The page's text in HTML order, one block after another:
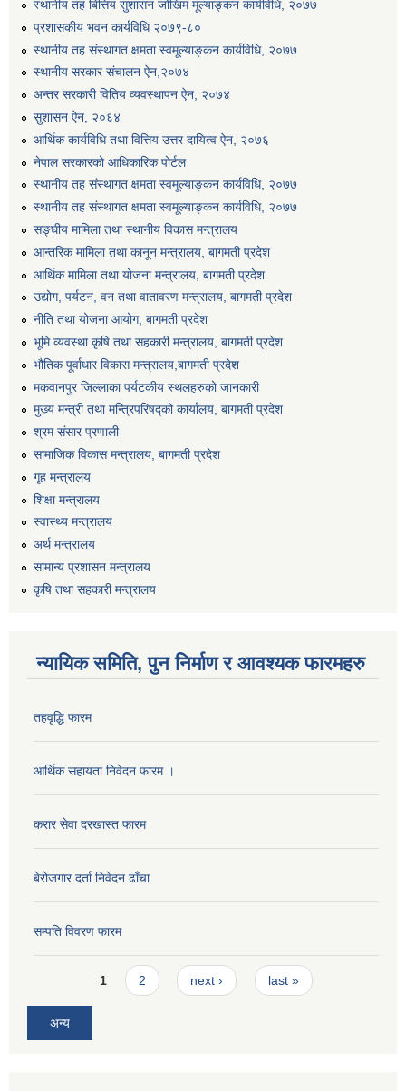
स्थानीय तह बित्तिय सुशासन जोखिम मूल्याङ्कन कार्यविधि, २०७७
प्रशासकीय भवन कार्यविधि २०७९-८०
स्थानीय तह संस्थागत क्षमता स्वमूल्याङ्कन कार्यविधि, २०७७
स्थानीय सरकार संचालन ऐन,२०७४
अन्तर सरकारी वितिय व्यवस्थापन ऐन, २०७४
सुशासन ऐन, २०६४
आर्थिक कार्यविधि तथा वित्तिय उत्तर दायित्व ऐन, २०७६
नेपाल सरकारको आधिकारिक पोर्टल
स्थानीय तह संस्थागत क्षमता स्वमूल्याङ्कन कार्यविधि, २०७७
स्थानीय तह संस्थागत क्षमता स्वमूल्याङ्कन कार्यविधि, २०७७
सङ्घीय मामिला तथा स्थानीय विकास मन्त्रालय
आन्तरिक मामिला तथा कानून मन्त्रालय, बागमती प्रदेश
आर्थिक मामिला तथा योजना मन्त्रालय, बागमती प्रदेश
उद्योग, पर्यटन, वन तथा वातावरण मन्त्रालय, बागमती प्रदेश
नीति तथा योजना आयोग, बागमती प्रदेश
भूमि व्यवस्था कृषि तथा सहकारी मन्त्रालय, बागमती प्रदेश
भौतिक पूर्वाधार विकास मन्त्रालय,बागमती प्रदेश
मकवानपुर जिल्लाका पर्यटकीय स्थलहरुको जानकारी
मुख्य मन्त्री तथा मन्त्रिपरिषद्को कार्यालय, बागमती प्रदेश
श्रम संसार प्रणाली
सामाजिक विकास मन्त्रालय, बागमती प्रदेश
गृह मन्त्रालय
शिक्षा मन्त्रालय
स्वास्थ्य मन्त्रालय
अर्थ मन्त्रालय
सामान्य प्रशासन मन्त्रालय
कृषि तथा सहकारी मन्त्रालय
न्यायिक समिति, पुन निर्माण र आवश्यक फारमहरु
तहवृद्धि फारम
आर्थिक सहायता निवेदन फारम ।
करार सेवा दरखास्त फारम
बेरोजगार दर्ता निवेदन ढाँचा
सम्पति विवरण फारम
Pages1 2 next › last »
अन्य